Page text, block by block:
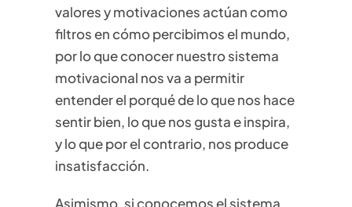
valores y motivaciones actúan como
filtros en cómo percibimos el mundo,
por lo que conocer nuestro sistema
motivacional nos va a permitir
entender el porqué de lo que nos hace
sentir bien, lo que nos gusta e inspira,
y lo que por el contrario, nos produce
insatisfacción.
Asimismo, si conocemos el sistema